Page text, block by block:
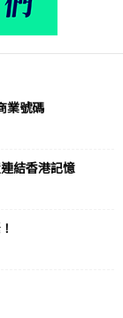
業號碼
結香港記憶